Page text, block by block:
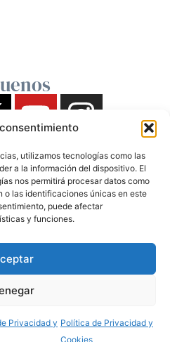
utilizamos tecnologías como las
a la información del dispositivo. El
nos permitirá procesar datos como
o las identificaciones únicas en este
puede afectar
y funciones.
Privacidad y Política de Privacidad y
Cookies